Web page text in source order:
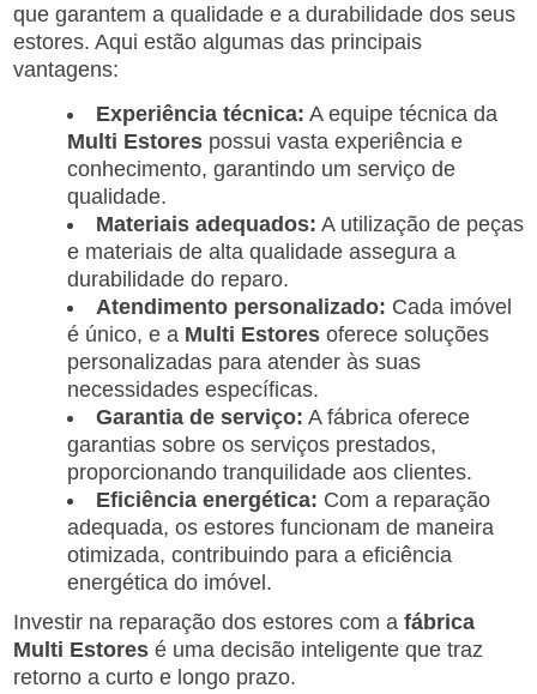
que garantem a qualidade e a durabilidade dos seus
estores. Aqui estão algumas das principais
vantagens:
Experiência técnica: A equipe técnica da
Multi Estores possui vasta experiência e
conhecimento, garantindo um serviço de
qualidade.
Materiais adequados: A utilização de peças
e materiais de alta qualidade assegura a
durabilidade do reparo.
Atendimento personalizado: Cada imóvel
é único, e a Multi Estores oferece soluções
personalizadas para atender às suas
necessidades específicas.
Garantia de serviço: A fábrica oferece
garantias sobre os serviços prestados,
proporcionando tranquilidade aos clientes.
Eficiência energética: Com a reparação
adequada, os estores funcionam de maneira
otimizada, contribuindo para a eficiência
energética do imóvel.
Investir na reparação dos estores com afábrica
Multi Estores é uma decisão inteligente que traz
retorno a curto e longo prazo.